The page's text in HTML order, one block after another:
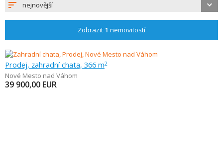
nejnovější
Zobrazit 1 nemovitostí
Prodej, zahradní chata, 366 m2
Nové Mesto nad Váhom
39 900,00 EUR